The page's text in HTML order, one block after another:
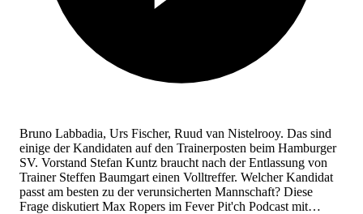
Bruno Labbadia, Urs Fischer, Ruud van Nistelrooy. Das sind
einige der Kandidaten auf den Trainerposten beim Hamburger
SV. Vorstand Stefan Kuntz braucht nach der Entlassung von
Trainer Steffen Baumgart einen Volltreffer. Welcher Kandidat
passt am besten zu der verunsicherten Mannschaft? Diese
Frage diskutiert Max Ropers im Fever Pit'ch Podcast mit…